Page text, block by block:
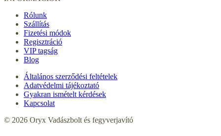
Rólunk
Szállítás
Fizetési módok
Regisztráció
VIP tagság
Blog
Általános szerződési feltételek
Adatvédelmi tájékoztató
Gyakran ismételt kérdések
Kapcsolat
© 2026 Oryx Vadászbolt és fegyverjavító